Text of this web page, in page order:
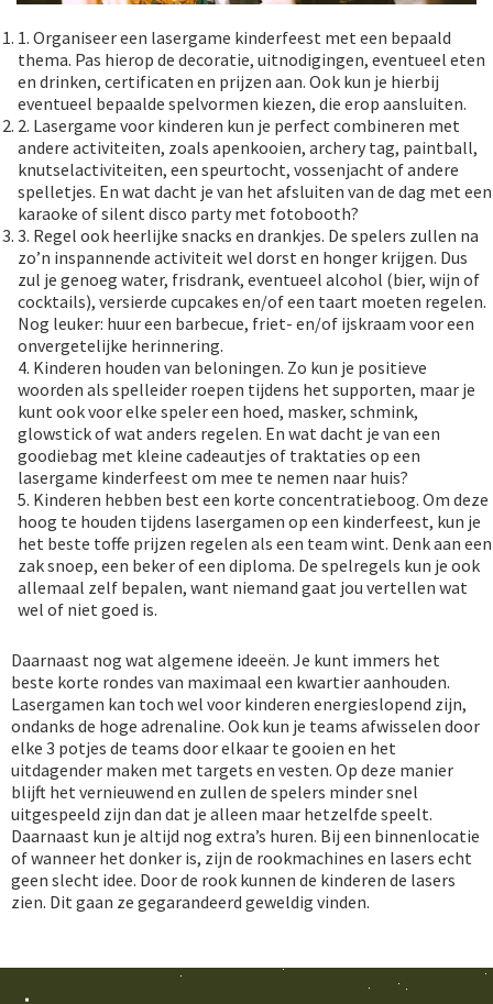
1. Organiseer een lasergame kinderfeest met een bepaald
thema. Pas hierop de decoratie, uitnodigingen, eventueel eten
en drinken, certificaten en prijzen aan. Ook kun je hierbij
eventueel bepaalde spelvormen kiezen, die erop aansluiten.
2. Lasergame voor kinderen kun je perfect combineren met
andere activiteiten, zoals apenkooien, archery tag, paintball,
knutselactiviteiten, een speurtocht, vossenjacht of andere
spelletjes. En wat dacht je van het afsluiten van de dag met een
karaoke of silent disco party met fotobooth?
3. Regel ook heerlijke snacks en drankjes. De spelers zullen na
zo’n inspannende activiteit wel dorst en honger krijgen. Dus
zul je genoeg water, frisdrank, eventueel alcohol (bier, wijn of
cocktails), versierde cupcakes en/of een taart moeten regelen.
Nog leuker: huur een barbecue, friet- en/of ijskraam voor een
onvergetelijke herinnering.
4. Kinderen houden van beloningen. Zo kun je positieve
woorden als spelleider roepen tijdens het supporten, maar je
kunt ook voor elke speler een hoed, masker, schmink,
glowstick of wat anders regelen. En wat dacht je van een
goodiebag met kleine cadeautjes of traktaties op een
lasergame kinderfeest om mee te nemen naar huis?
5. Kinderen hebben best een korte concentratieboog. Om deze
hoog te houden tijdens lasergamen op een kinderfeest, kun je
het beste toffe prijzen regelen als een team wint. Denk aan een
zak snoep, een beker of een diploma. De spelregels kun je ook
allemaal zelf bepalen, want niemand gaat jou vertellen wat
wel of niet goed is.
Daarnaast nog wat algemene ideeën. Je kunt immers het
beste korte rondes van maximaal een kwartier aanhouden.
Lasergamen kan toch wel voor kinderen energieslopend zijn,
ondanks de hoge adrenaline. Ook kun je teams afwisselen door
elke 3 potjes de teams door elkaar te gooien en het
uitdagender maken met targets en vesten. Op deze manier
blijft het vernieuwend en zullen de spelers minder snel
uitgespeeld zijn dan dat je alleen maar hetzelfde speelt.
Daarnaast kun je altijd nog extra’s huren. Bij een binnenlocatie
of wanneer het donker is, zijn de rookmachines en lasers echt
geen slecht idee. Door de rook kunnen de kinderen de lasers
zien. Dit gaan ze gegarandeerd geweldig vinden.